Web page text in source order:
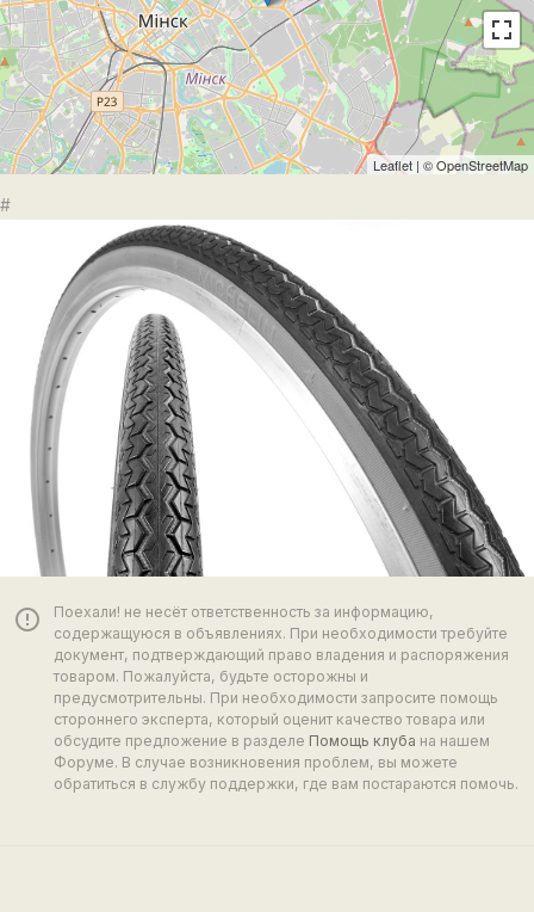
Leaflet | ©OpenStreetMap
#
error_outline
Поехали! не несёт ответственность за информацию,
содержащуюся в объявлениях. При необходимости требуйте
документ, подтверждающий право владения и распоряжения
товаром. Пожалуйста, будьте осторожны и
предусмотрительны. При необходимости запросите помощь
стороннего эксперта, который оценит качество товара или
обсудите предложение в разделе Помощь клуба на нашем
Форуме. В случае возникновения проблем, вы можете
обратиться в службу поддержки, где вам постараются помочь.